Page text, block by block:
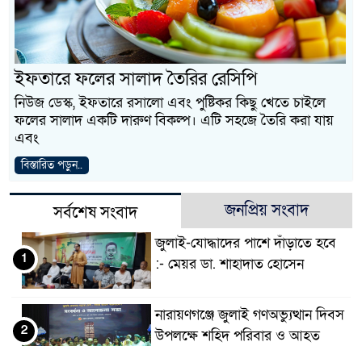
ইফতারে ফলের সালাদ তৈরির রেসিপি
নিউজ ডেস্ক, ইফতারে রসালো এবং পুষ্টিকর কিছু খেতে চাইলে
ফলের সালাদ একটি দারুণ বিকল্প। এটি সহজে তৈরি করা যায়
এবং
বিস্তারিত পড়ুন..
সর্বশেষ সংবাদ জনপ্রিয় সংবাদ
জুলাই-যোদ্ধাদের পাশে দাঁড়াতে হবে
:- মেয়র ডা. শাহাদাত হোসেন
1
নারায়ণগঞ্জে জুলাই গণঅভ্যুত্থান দিবস
উপলক্ষে শহিদ পরিবার ও আহত
2